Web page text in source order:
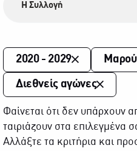
Η Συλλογή
2020 - 2029
Διεθνείς αγώνες
Φαίνεται ότι δεν υπάρχουν
ταιριάζουν στα επιλεγμένα
Αλλάξτε τα κριτήρια και